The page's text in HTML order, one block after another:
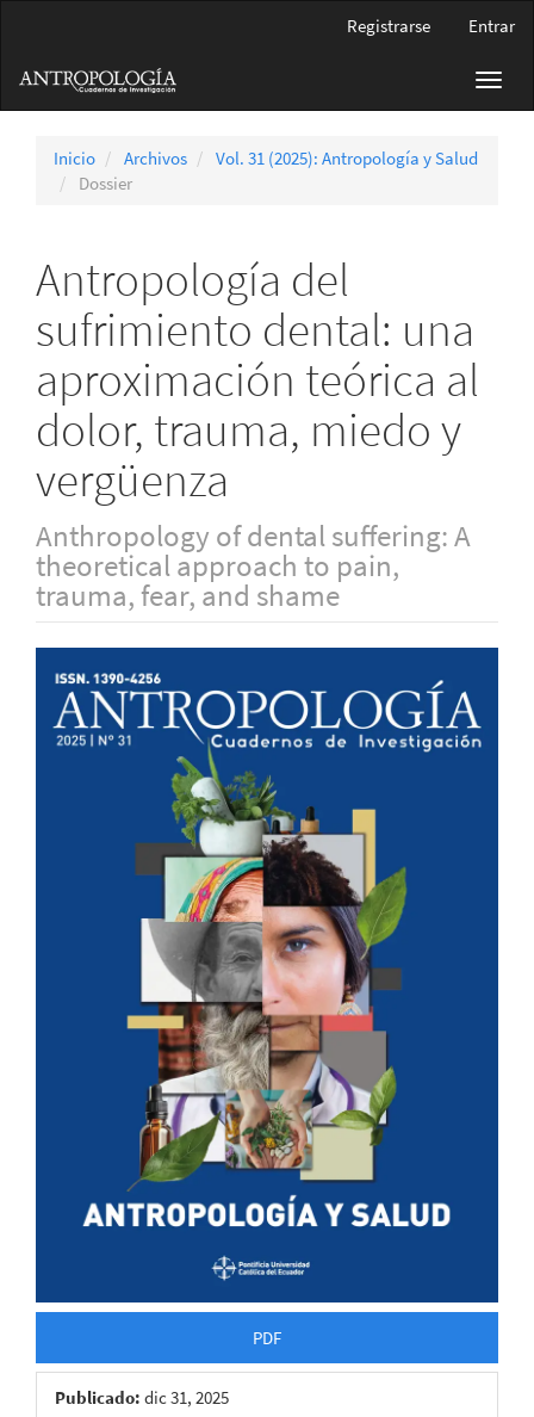
principal
Barra
Registrarse Entrar
Inicio Archivos
Vol. 31 (2025): Antropología y Salud
Dossier
Antropología del
sufrimiento dental: una
aproximación teórica al
dolor, trauma, miedo y
vergüenza
Anthropology of dental suffering: A
theoretical approach to pain,
trauma, fear, and shame
Barra
lateral
del
PDF
Publicado: dic 31, 2025